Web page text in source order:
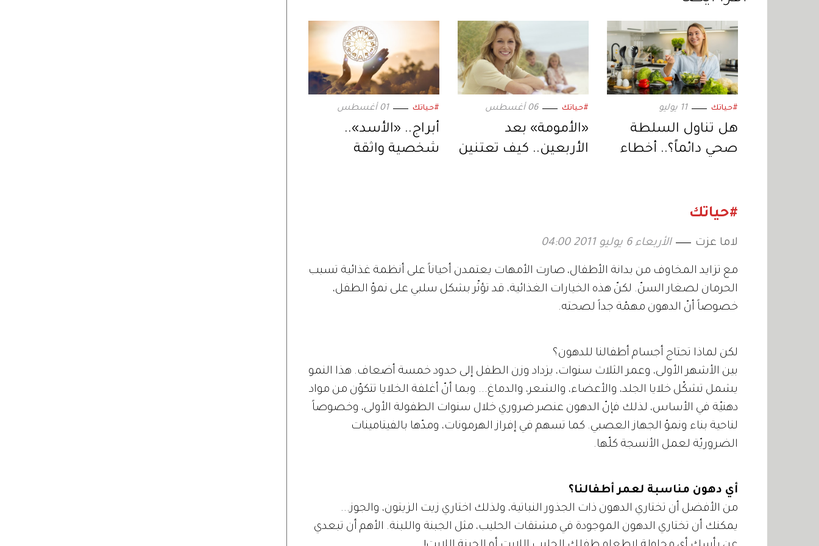
#حياتك 11 يوليو
هل تناول السلطة
صحي دائماً؟.. أخطاء
#حياتك 06 أغسطس
«الأمومة» بعد
الأربعين.. كيف تعتنين
#حياتك 01 أغسطس
أبراج.. «الأسد»..
شخصية واثقة
#حياتك
لاما عزت الأربعاء 6 يوليو 2011 04:00
مع تزايد المخاوف من بدانة الأطفال، صارت الأمهات يعتمدن أحياناً على أنظمة غذائية تسبب
الحرمان لصغار السنّ. لكنّ هذه الخيارات الغذائية، قد تؤثّر بشكل سلبي على نموّ الطفل،
خصوصاً أنّ الدهون مهمّة جداً لصحته.
لكن لماذا تحتاج أجسام أطفالنا للدهون؟
بين الأشهر الأولى، وعمر الثلاث سنوات، يزداد وزن الطفل إلى حدود خمسة أضعاف. هذا النمو
يشمل تشكّل خلايا الجلد، والأعضاء، والشعر، والدماغ... وبما أنّ أغلفة الخلايا تتكوّن من مواد
دهنيّة في الأساس، لذلك فإنّ الدهون عنصر ضروري خلال سنوات الطفولة الأولى، وخصوصاً
لناحية بناء ونموّ الجهاز العصبي. كما تسهم في إفراز الهرمونات، ومدّها بالفيتامينات
الضروريّة لعمل الأنسجة كلّها.
أي دهون مناسبة لعمر أطفالنا؟
من الأفضل أن تختاري الدهون ذات الجذور النباتية، ولذلك اختاري زيت الزيتون، والجوز...
يمكنك أن تختاري الدهون الموجودة في مشتقات الحليب، مثل الجبنة واللبنة. الأهم أن تبعدي